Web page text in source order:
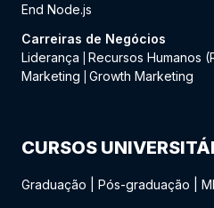
End Node.js
Carreiras de Negócios
Liderança
Recursos Humanos
Marketing
Growth Marketing
CURSOS
Graduação Pós-graduação